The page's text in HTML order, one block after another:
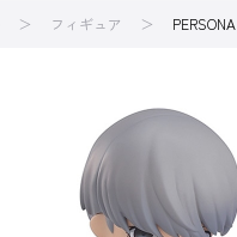
フィギュア